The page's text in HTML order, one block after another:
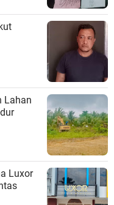
Lahan
Luxor